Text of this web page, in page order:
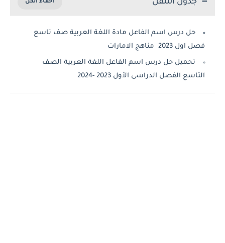
حل درس اسم الفاعل مادة اللغة العربية صف تاسع
2023 مناهج الامارات
تحميل حل درس اسم الفاعل اللغة العربية الصف
الفصل الدراسى الأول 2023 -2024